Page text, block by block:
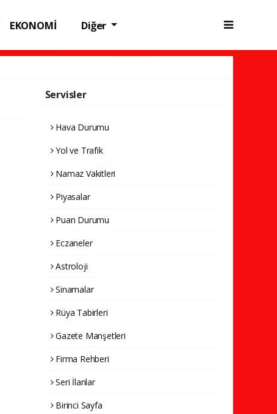
EKONOMİ
Diğer
Servisler
Hava Durumu
Yol ve Trafik
Namaz Vakitleri
Piyasalar
Puan Durumu
Eczaneler
Astroloji
Sinamalar
Rüya Tabirleri
Gazete Manşetleri
Firma Rehberi
Seri İlanlar
Birinci Sayfa